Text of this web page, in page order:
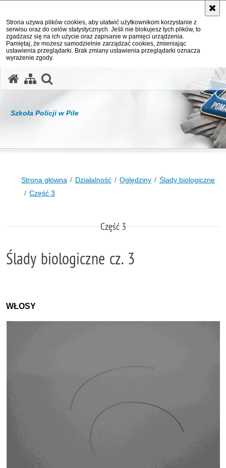
Strona używa plików cookies, aby ułatwić użytkownikom korzystanie z
serwisu oraz do celów statystycznych. Jeśli nie blokujesz tych plików, to
zgadzasz się na ich użycie oraz zapisanie w pamięci urządzenia.
Pamiętaj, że możesz samodzielnie zarządzać cookies, zmieniając
ustawienia przeglądarki. Brak zmiany ustawienia przeglądarki oznacza
wyrażenie zgody.
Szkoła Policji w Pile
Strona główna Działalność Oględziny
Ślady biologiczne
Część 3
Część 3
Ślady biologiczne cz. 3
WŁOSY